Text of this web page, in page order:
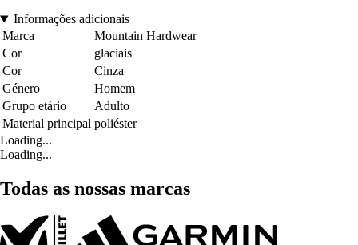
Informações adicionais
Marca
Mountain Hardwear
Cor
glaciais
Cor
Cinza
Género
Homem
Grupo etário
Adulto
Material principal poliéster
Loading...
Loading...
Todas as nossas marcas